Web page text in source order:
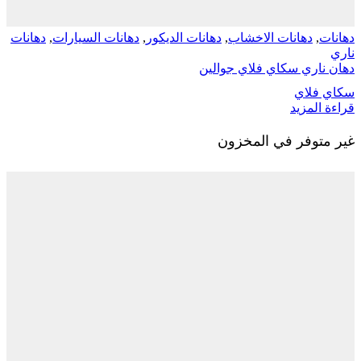
دهانات الاخشاب ,دهانات الديكور, دهانات السيارات ,دهانات
سكاي فلاي جوالين
في المخزون